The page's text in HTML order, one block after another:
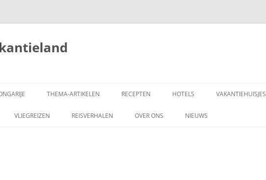
THEMA-ARTIKELEN RECEPTEN HOTELS VAKANTIEHUISJES
VLIEGREIZEN REISVERHALEN OVER ONS NIEUWS